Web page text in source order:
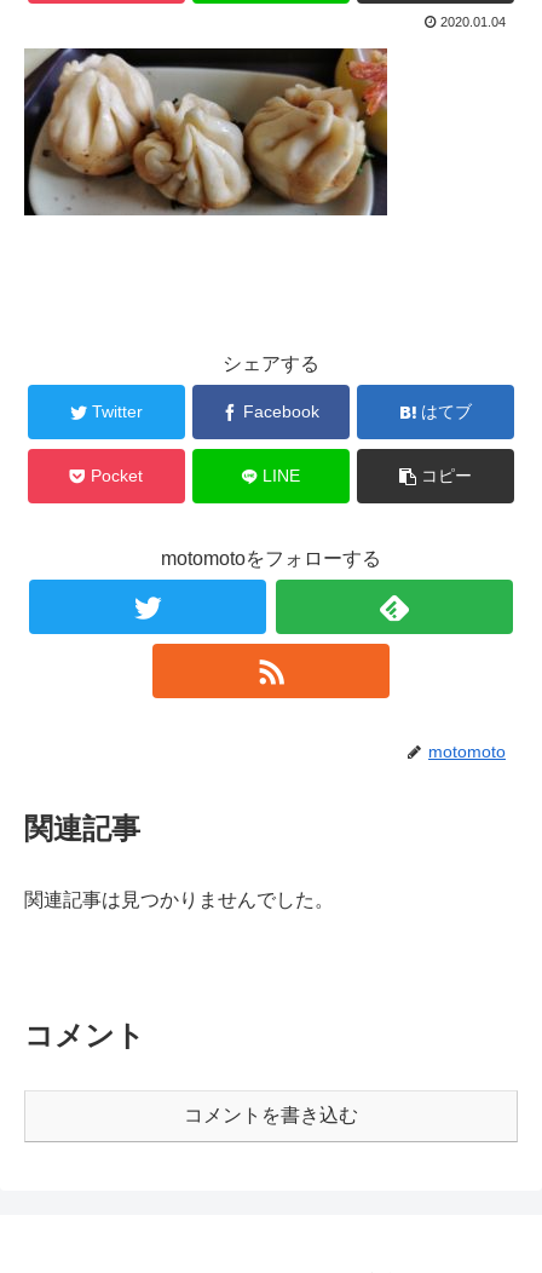
2020.01.04
シェアする
Twitter Facebook はてブ
Pocket LINE コピー
motomotoをフォローする
motomoto
関連記事
関連記事は見つかりませんでした。
コメント
コメントを書き込む